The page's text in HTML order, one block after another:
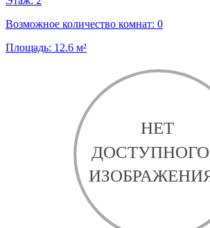
Возможное количество комнат: 0
Площадь: 12.6 м²